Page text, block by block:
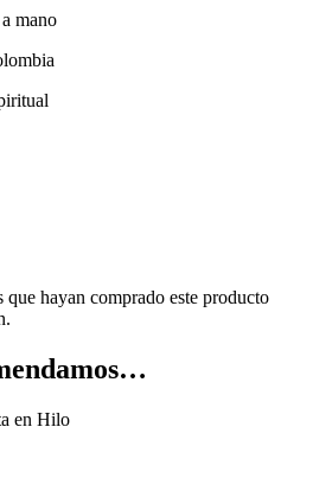
mano
que hayan comprado este producto